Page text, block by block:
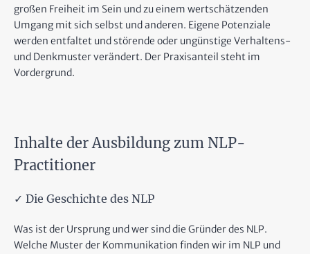
großen Freiheit im Sein und zu einem wertschätzenden
Umgang mit sich selbst und anderen. Eigene Potenziale
werden entfaltet und störende oder ungünstige Verhaltens-
und Denkmuster verändert. Der Praxisanteil steht im
Vordergrund.
Inhalte der Ausbildung zum NLP-
Practitioner
✓ Die Geschichte des NLP
Was ist der Ursprung und wer sind die Gründer des NLP.
Welche Muster der Kommunikation finden wir im NLP und